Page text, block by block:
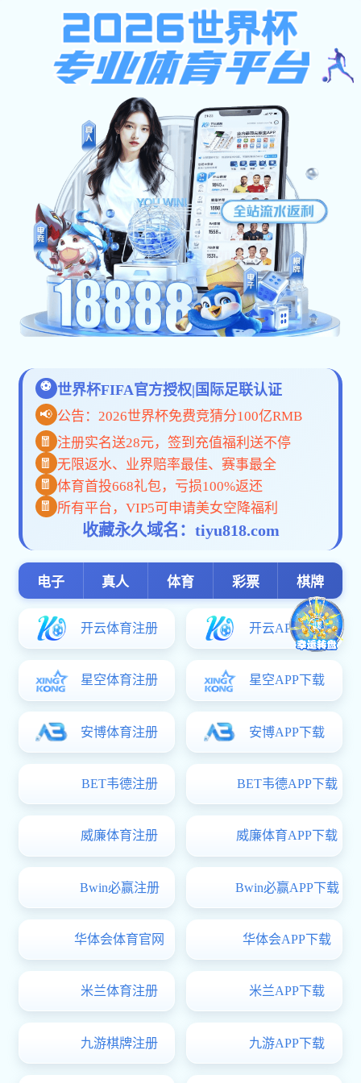
中华人民共和国银河至尊登陆手机版主管 国家银河国际app下载行政银
银河至尊登陆
主站
切换
主站
广东分院
广州分银河国际app下载
陕西分院
广西壮族自治区分院
辽宁分院(暂缓)
沈阳分银河国际app下载
河国际app下载官方平台
首页